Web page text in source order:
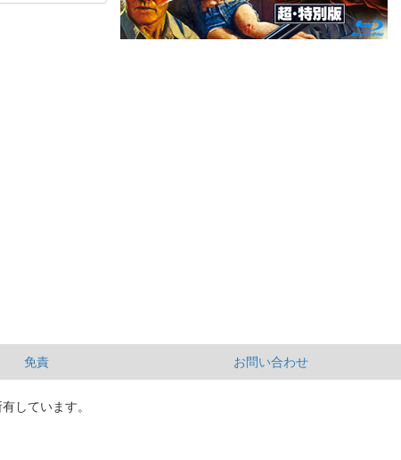
免責 お問い合わせ
しています。